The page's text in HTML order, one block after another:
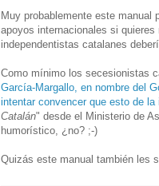
Muy probablemente este manual
apoyos internacionales si
independentistas catalanes
Como mínimo los secesionistas
García-Margallo, en nombre del
intentar convencer que esto de
Catalán" desde el Ministerio de
humorístico, ¿no? ;-)
Quizás este manual también les